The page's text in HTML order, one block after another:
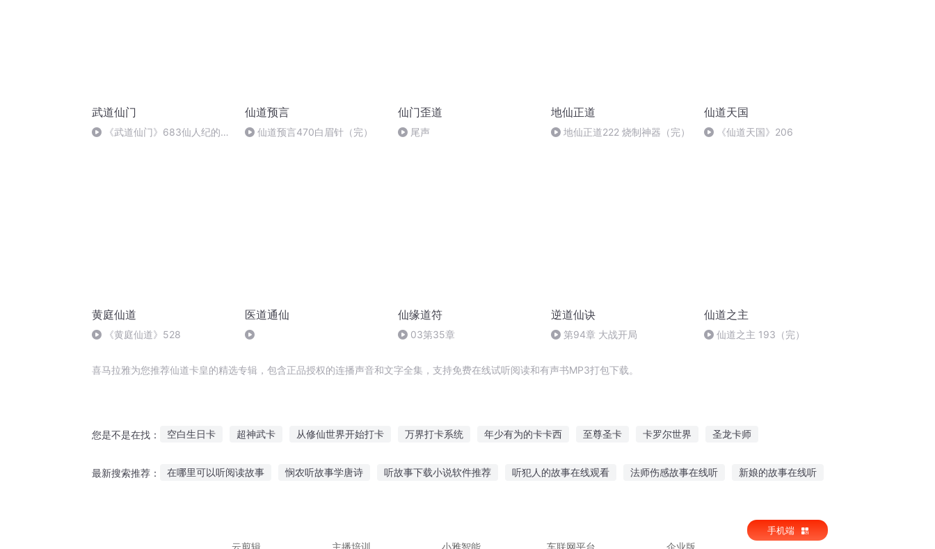
武道仙门
《武道仙门》683仙人纪的毁
仙道预言
仙道预言470白眉针（完）
仙门歪道
尾声
地仙正道
地仙正道222 烧制神器（完）
仙道天国
《仙道天国》206
黄庭仙道
《黄庭仙道》528
医道通仙 仙缘道符
03第35章
逆道仙诀
第94章 大战开局
仙道之主
仙道之主 193（完）
喜马拉雅为您推荐仙道卡皇的精选专辑，包含正品授权的连播声音和文字全集，支持免费在线试听阅读和有声书MP3打包下载。
您是不是在找： 空白生日卡 超神武卡 从修仙世界开始打卡 万界打卡系统 年少有为的卡卡西 至尊圣卡 卡罗尔世界 圣龙卡师
最新搜索推荐： 在哪里可以听阅读故事 悯农听故事学唐诗 听故事下载小说软件推荐 听犯人的故事在线观看 法师伤感故事在线听 新娘的故事在线听
云剪辑
主播培训 小雅智能 车联网平台 企业版
手机端